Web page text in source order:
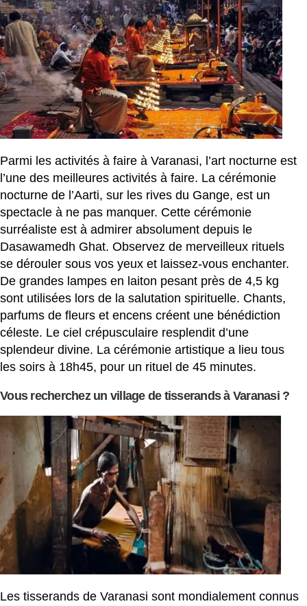
Parmi les activités à faire à Varanasi, l’art nocturne est
l’une des meilleures activités à faire. La cérémonie
nocturne de l’Aarti, sur les rives du Gange, est un
spectacle à ne pas manquer. Cette cérémonie
surréaliste est à admirer absolument depuis le
Dasawamedh Ghat. Observez de merveilleux rituels
se dérouler sous vos yeux et laissez-vous enchanter.
De grandes lampes en laiton pesant près de 4,5 kg
sont utilisées lors de la salutation spirituelle. Chants,
parfums de fleurs et encens créent une bénédiction
céleste. Le ciel crépusculaire resplendit d’une
splendeur divine. La cérémonie artistique a lieu tous
les soirs à 18h45, pour un rituel de 45 minutes.
Vous recherchez un village de tisserands à Varanasi ?
Les tisserands de Varanasi sont mondialement connus